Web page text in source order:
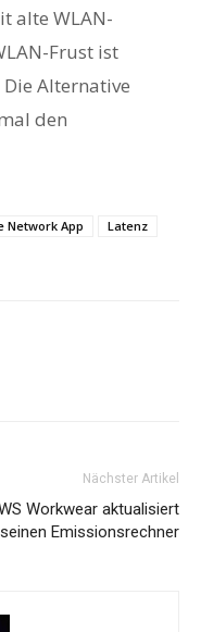
alte WLAN-
Frust ist
Alternative
den
Network App
Latenz
Nächster Artikel
Workwear aktualisiert
seinen Emissionsrechner